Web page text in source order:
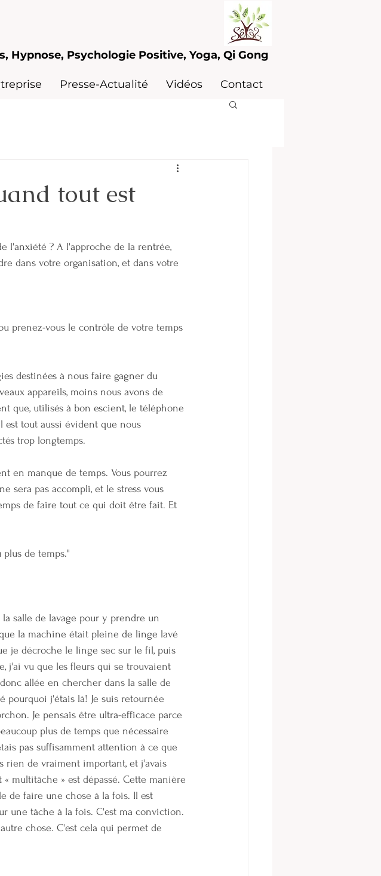
Hypnose, Psychologie Positive, Yoga, Qi Gong
Presse-Actualité Vidéos Contact
tout est
dans votre organisation, et dans votre
prenez­-vous le contrôle de votre temps
destinées à nous faire gagner du
appareils, moins nous avons de
que, utilisés à bon escient, le téléphone
tout aussi évident que nous
trop longtemps.
en manque de temps. Vous pourrez
sera pas accompli, et le stress vous
de faire tout ce qui doit être fait. Et
de temps."
salle de lavage pour y prendre un
la machine était pleine de linge lavé
je décroche le linge sec sur le fil, puis
j'ai vu que les fleurs qui se trouvaient
allée en chercher dans la salle de
pourquoi j'étais là! Je suis retournée
Je pensais être ultra-efficace parce
plus de temps que nécessaire
pas suffisamment attention à ce que
rien de vraiment important, et j'avais
multitâche » est dépassé. Cette manière
de faire une chose à la fois. Il est
une tâche à la fois. C'est ma conviction.
chose. C'est cela qui permet de